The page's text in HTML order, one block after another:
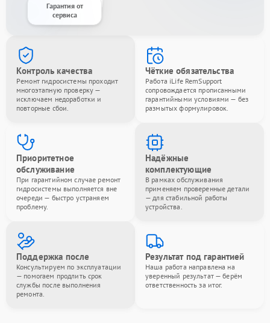
Гарантия от
сервиса
Контроль качества
Ремонт гидросистемы проходит
многоэтапную проверку —
исключаем недоработки и
повторные сбои.
Чёткие обязательства
Работа iLife RemSupport
сопровождается прописанными
гарантийными условиями — без
размытых формулировок.
Приоритетное
обслуживание
При гарантийном случае ремонт
гидросистемы выполняется вне
очереди — быстро устраняем
проблему.
Надёжные
комплектующие
В рамках обслуживания
применяем проверенные детали
— для стабильной работы
устройства.
Поддержка после
Консультируем по эксплуатации
— помогаем продлить срок
службы после выполнения
ремонта.
Результат под гарантией
Наша работа направлена на
уверенный результат — берём
ответственность за итог.